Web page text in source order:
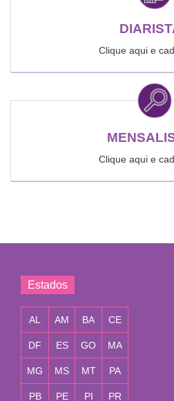
Clique aqui e
Clique aqui e
Estados
AL AM BA CE
DF ES GO MA
MG MS MT PA
PB PE PI PR